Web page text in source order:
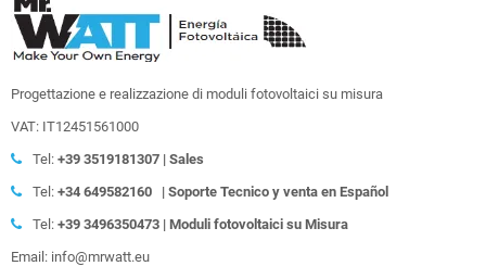
Progettazione e realizzazione di moduli fotovoltaici su misura
VAT: IT12451561000
Tel: +39 3519181307 | Sales
Tel: +34 649582160 | Soporte Tecnico y venta en Español
Tel: +39 3496350473 | Moduli fotovoltaici su Misura
Email: info@mrwatt.eu